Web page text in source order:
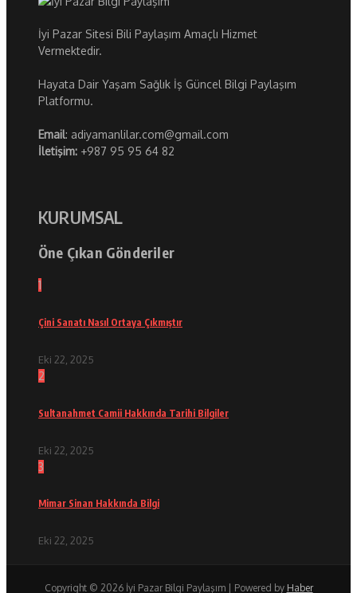
İyi Pazar Sitesi Bili Paylaşım Amaçlı Hizmet
Vermektedir.
Hayata Dair Yaşam Sağlık İş Güncel Bilgi Paylaşım
Platformu.
Email: adiyamanlilar.com@gmail.com
İletişim: +987 95 95 64 82
KURUMSAL
Öne Çıkan Gönderiler
1
Çini Sanatı Nasıl Ortaya Çıkmıştır
Eki 22, 2025
2
Sultanahmet Camii Hakkında Tarihi Bilgiler
Eki 22, 2025
3
Mimar Sinan Hakkında Bilgi
Eki 22, 2025
Copyright © 2026 İyi Pazar Bilgi Paylaşım | Powered by Haber